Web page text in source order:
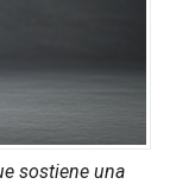
sostiene una